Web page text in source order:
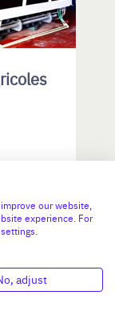
our website,
experience. For
adjust